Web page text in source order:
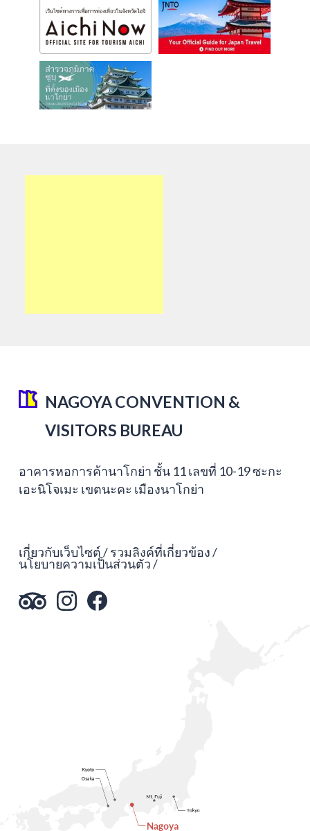
NAGOYA CONVENTION &
VISITORS BUREAU
อาคารหอการค้านาโกย่า ชั้น 11 เลขที่ 10-19 ซะกะ
เอะนิโจเมะ เขตนะคะ เมืองนาโกย่า
เกี่ยวกับเว็บไซต์ รวมลิงค์ที่เกี่ยวข้อง
นโยบายความเป็นส่วนตัว